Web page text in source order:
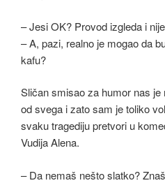
– Jesi OK? Provod izgleda i
– A, pazi, realno je mogao da
kafu?
Sličan smisao za humor nas
od svega i zato sam je toliko
svaku tragediju pretvori u
Vudija Alena.
– Da nemaš nešto slatko?